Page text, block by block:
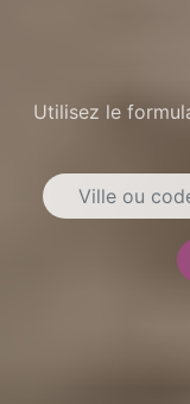
Utilisez le